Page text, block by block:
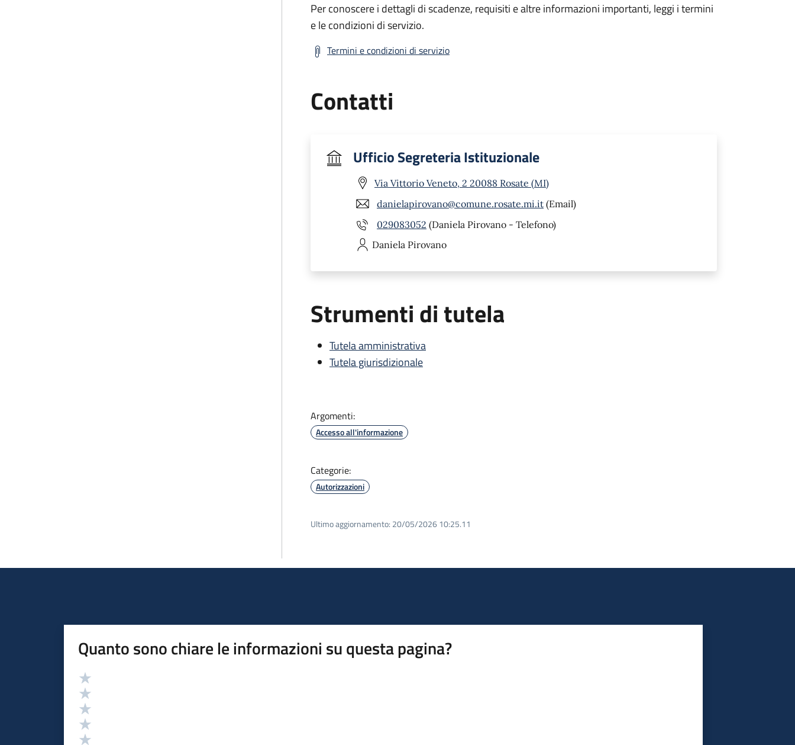
Per conoscere i dettagli di scadenze, requisiti e altre informazioni importanti, leggi i termini
e le condizioni di servizio.
Termini e condizioni di servizio
Contatti
Ufficio Segreteria Istituzionale
Via Vittorio Veneto, 2 20088 Rosate (MI)
danielapirovano@comune.rosate.mi.it (Email)
029083052 (Daniela Pirovano - Telefono)
Daniela Pirovano
Strumenti di tutela
Tutela amministrativa
Tutela giurisdizionale
Argomenti:
Accesso all'informazione
Categorie:
Autorizzazioni
Ultimo aggiornamento: 20/05/2026 10:25.11
Quanto sono chiare le informazioni su questa pagina?
Valutazione